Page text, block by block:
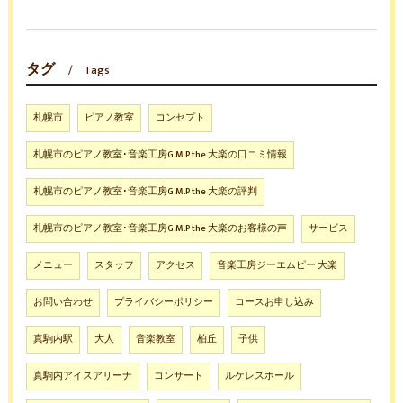
タグ Tags
札幌市 ピアノ教室 コンセプト
札幌市のピアノ教室･音楽工房G.M.P the 大楽の口コミ情報
札幌市のピアノ教室･音楽工房G.M.P the 大楽の評判
札幌市のピアノ教室･音楽工房G.M.P the 大楽のお客様の声 サービス
メニュー スタッフ アクセス 音楽工房ジーエムピー 大楽
お問い合わせ プライバシーポリシー コースお申し込み
真駒内駅 大人 音楽教室 柏丘 子供
真駒内アイスアリーナ コンサート ルケレスホール